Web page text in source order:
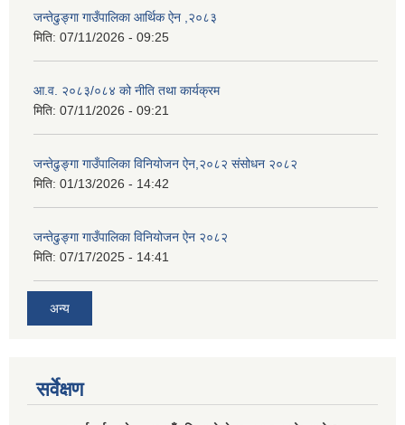
जन्तेढुङ्गा गाउँपालिका आर्थिक ऐन ,२०८३
मिति: 07/11/2026 - 09:25
आ.व. २०८३/०८४ को नीति तथा कार्यक्रम
मिति: 07/11/2026 - 09:21
जन्तेढुङ्गा गाउँपालिका विनियोजन ऐन,२०८२ संसोधन २०८२
मिति: 01/13/2026 - 14:42
जन्तेढुङ्गा गाउँपालिका विनियोजन ऐन २०८२
मिति: 07/17/2025 - 14:41
अन्य
सर्वेक्षण